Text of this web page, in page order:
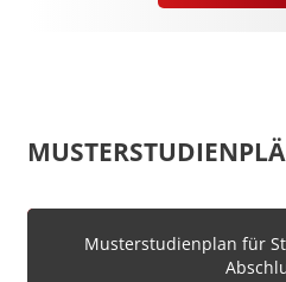
Musterstudienplan für